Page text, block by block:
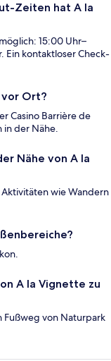
Zeiten hat A la
15:00 Uhr–
Ein kontaktloser Check-
Ort?
Casino Barrière de
in der Nähe.
Nähe von A la
wie Wandern
A la Vignette zu
Fußweg von Naturpark